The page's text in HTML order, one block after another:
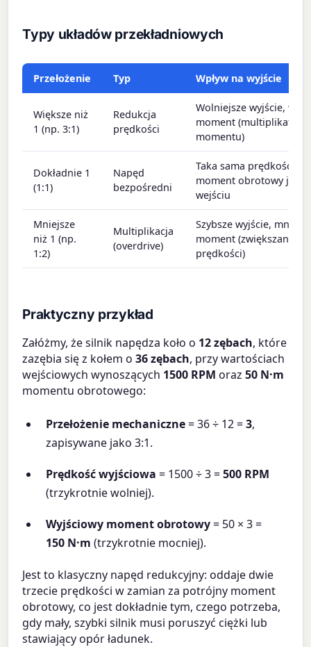
Typy układów przekładniowych
Przełożenie Typ Wpływ na wyjście
Większe niż
1 (np. 3:1)
Redukcja
prędkości
Wolniejsze wyjście,
moment (multiplikator
momentu)
Dokładnie 1
(1:1)
Napęd
bezpośredni
Taka sama prędkość i
moment obrotowy jak
wejściu
Mniejsze
niż 1 (np.
1:2)
Multiplikacja
(overdrive)
Szybsze wyjście,
moment (zwiększanie
prędkości)
Praktyczny przykład
Załóżmy, że silnik napędza koło o 12 zębach, które
zazębia się z kołem o36 zębach, przy wartościach
wejściowych wynoszących 1500 RPM oraz50 N·m
momentu obrotowego:
Przełożenie mechaniczne= 36 ÷ 12 =3,
zapisywane jako 3:1.
Prędkość wyjściowa = 1500 ÷ 3 =500 RPM
(trzykrotnie wolniej).
Wyjściowy moment obrotowy= 50 × 3 =
150 N·m (trzykrotnie mocniej).
Jest to klasyczny napęd redukcyjny: oddaje dwie
trzecie prędkości w zamian za potrójny moment
obrotowy, co jest dokładnie tym, czego potrzeba,
gdy mały, szybki silnik musi poruszyć ciężki lub
stawiający opór ładunek.